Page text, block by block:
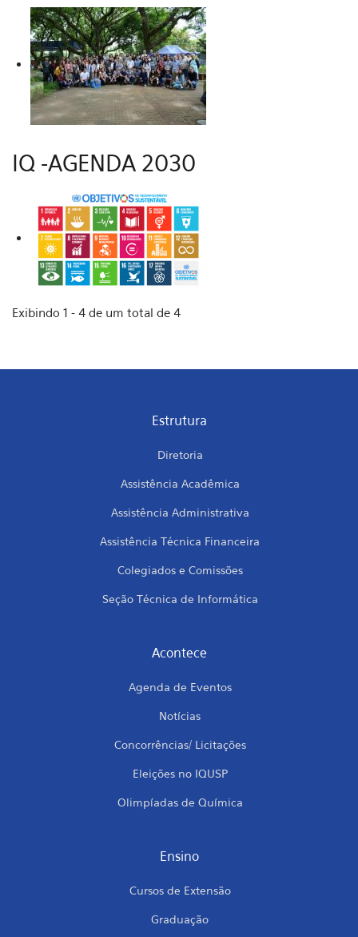
IQ -AGENDA 2030
Exibindo 1 - 4 de um total de 4
Estrutura
Diretoria
Assistência Acadêmica
Assistência Administrativa
Assistência Técnica Financeira
Colegiados e Comissões
Seção Técnica de Informática
Acontece
Agenda de Eventos
Notícias
Concorrências/ Licitações
Eleições no IQUSP
Olimpíadas de Química
Ensino
Cursos de Extensão
Graduação